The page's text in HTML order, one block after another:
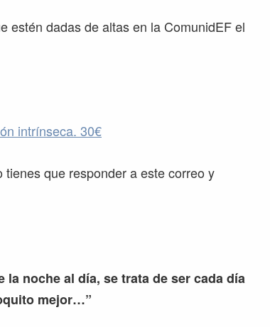
estén dadas de altas en la ComunidEF el
intrínseca. 30€
que responder a este correo y
la noche al día, se trata de ser cada día
mejor…”